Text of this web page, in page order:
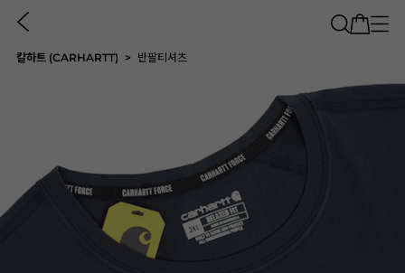
칼하트 (CARHARTT) 반팔티셔츠